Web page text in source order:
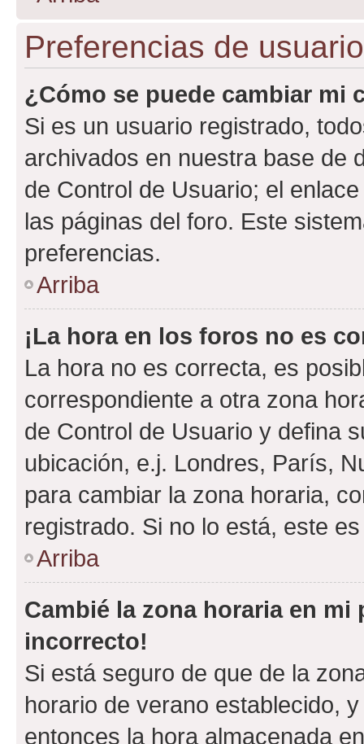
Preferencias de
¿Cómo se puede cambiar mi
Si es un usuario registrado,
archivados en nuestra base de
de Control de Usuario; el
las páginas del foro. Este
preferencias.
Arriba
¡La hora en los foros no es
La hora no es correcta, es
correspondiente a otra zona
de Control de Usuario y defina
ubicación, e.j. Londres, París,
para cambiar la zona horaria,
registrado. Si no lo está, este
Arriba
Cambié la zona horaria en
incorrecto!
Si está seguro de que de la
horario de verano establecido,
entonces la hora almacenada